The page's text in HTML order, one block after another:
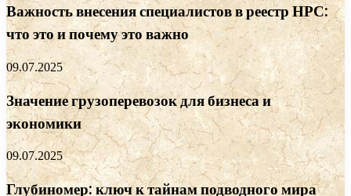
Важность внесения специалистов в реестр НРС:
что это и почему это важно
09.07.2025
Значение грузоперевозок для бизнеса и
экономики
09.07.2025
Глубиномер: ключ к тайнам подводного мира